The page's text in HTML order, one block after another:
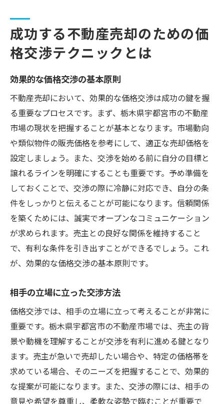
成功する不動産売却のための価
格交渉テクニックとは
効果的な価格交渉の基本原則
不動産売却において、効果的な価格交渉は成功の鍵を握
る重要なプロセスです。まず、栃木県宇都宮市の不動産
市場の現状を把握することが基本となります。市場動向
や類似物件の販売価格を参考にして、適正な売却価格を
設定しましょう。また、交渉を始める前に自分の目標と
譲れるラインを明確にすることも重要です。予め準備を
しておくことで、交渉の際に冷静に対応でき、自分の条
件をしっかりと伝えることが可能になります。信頼関係
を築くためには、誠実でオープンなコミュニケーション
が求められます。売主との良好な関係を維持すること
で、有利な条件を引き出すことができるでしょう。これ
が、効果的な価格交渉の基本原則です。
相手の立場に立った交渉方法
価格交渉では、相手の立場に立って考えることが非常に
重要です。栃木県宇都宮市の不動産市場では、売主の背
景や動機を理解することが交渉を有利に進める鍵となり
ます。売主が急いで売却したい場合や、特定の価格帯を
求めている場合、そのニーズを把握することで、効果的
な提案が可能になります。また、交渉の際には、相手の